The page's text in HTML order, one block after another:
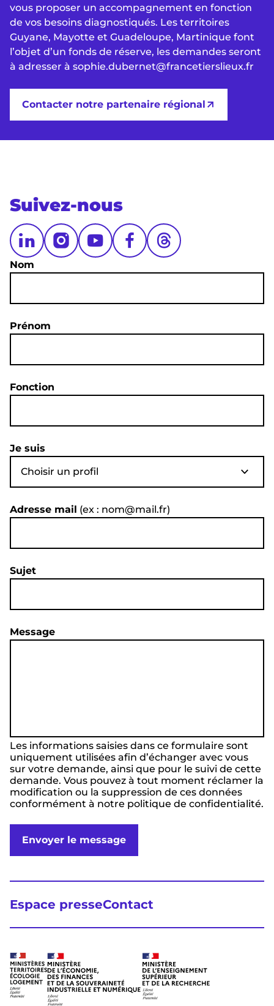
vous proposer un accompagnement en fonction
de vos besoins diagnostiqués. Les territoires
Guyane, Mayotte et Guadeloupe, Martinique font
l’objet d’un fonds de réserve, les demandes seront
à adresser à sophie.dubernet@francetierslieux.fr
Contacter notre partenaire régional
Suivez-nous
Nom
Prénom
Fonction
Je suis
Choisir un profil
Adresse mail (ex : nom@mail.fr)
Sujet
Message
Les informations saisies dans ce formulaire sont
uniquement utilisées afin d’échanger avec vous
sur votre demande, ainsi que pour le suivi de cette
demande. Vous pouvez à tout moment réclamer la
modification ou la suppression de ces données
conformément à notre politique de confidentialité.
Envoyer le message
Espace presseContact